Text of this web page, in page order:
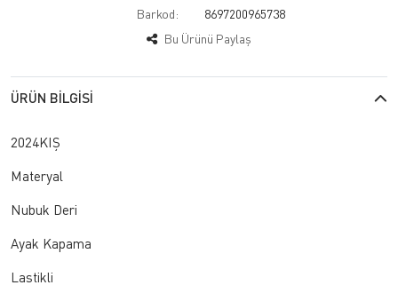
Barkod:
8697200965738
Bu Ürünü Paylaş
ÜRÜN BILGISI
2024KIŞ
Materyal
Nubuk Deri
Ayak Kapama
Lastikli